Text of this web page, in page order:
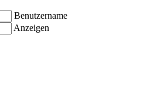
Benutzername
Anzeigen